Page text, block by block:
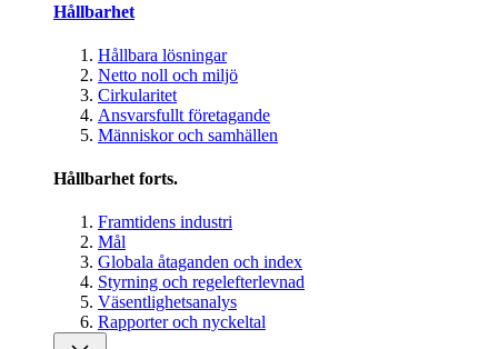
Hållbarhet
Hållbara lösningar
Netto noll och miljö
Cirkularitet
Ansvarsfullt företagande
Människor och samhällen
Hållbarhet forts.
Framtidens industri
Mål
Globala åtaganden och index
Styrning och regelefterlevnad
Väsentlighetsanalys
Rapporter och nyckeltal